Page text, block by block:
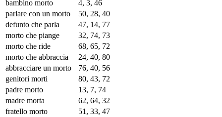
bambino morto
4, 3, 46
parlare con un morto
50, 28, 40
defunto che parla
47, 14, 77
morto che piange
32, 74, 73
morto che ride
68, 65, 72
morto che abbraccia
24, 40, 80
abbracciare un morto
76, 40, 56
genitori morti
80, 43, 72
padre morto
13, 7, 74
madre morta
62, 64, 32
fratello morto
51, 33, 47